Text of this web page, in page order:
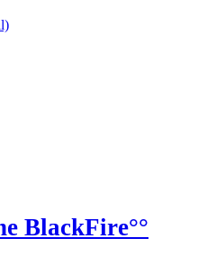
BlackFire°°